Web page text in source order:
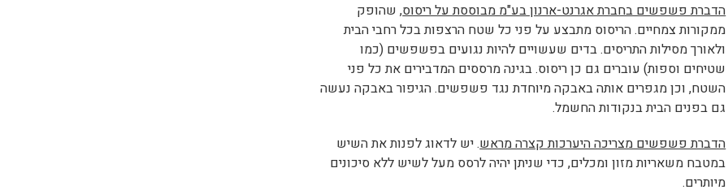
הדברת פשפשים בחברת אגרנט-ארנון בע"מ מבוססת על ריסוס, שהופק
ממקורות צמחיים. הריסוס מתבצע על פני כל שטח הרצפות בכל רחבי הבית
ולאורך מסילות התריסים. בדים שעשויים להיות נגועים בפשפשים (כמו
שטיחים וספות) עוברים גם כן ריסוס. בגינה מרססים המדבירים את כל פני
השטח, וכן מגפרים אותה באבקה מיוחדת נגד פשפשים. הגיפור באבקה נעשה
גם בפנים הבית בנקודות החשמל.
הדברת פשפשים מצריכה היערכות קצרה מראש. יש לדאוג לפנות את השיש
במטבח משאריות מזון ומכלים, כדי שניתן יהיה לרסס מעל לשיש ללא סיכונים
מיותרים.